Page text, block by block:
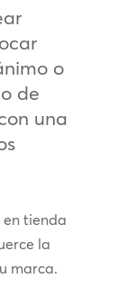
o
de
una
tienda
la
marca.